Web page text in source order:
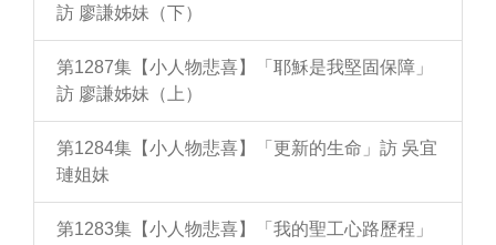
訪 廖謙姊妹（下）
第1287集【小人物悲喜】「耶穌是我堅固保障」
訪 廖謙姊妹（上）
第1284集【小人物悲喜】「更新的生命」訪 吳宜
璉姐妹
第1283集【小人物悲喜】「我的聖工心路歷程」